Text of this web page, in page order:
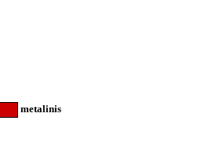
metalinis